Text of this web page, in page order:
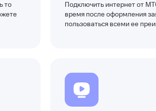
то
Подключить интернет от
время после оформления
пользоваться всеми ее